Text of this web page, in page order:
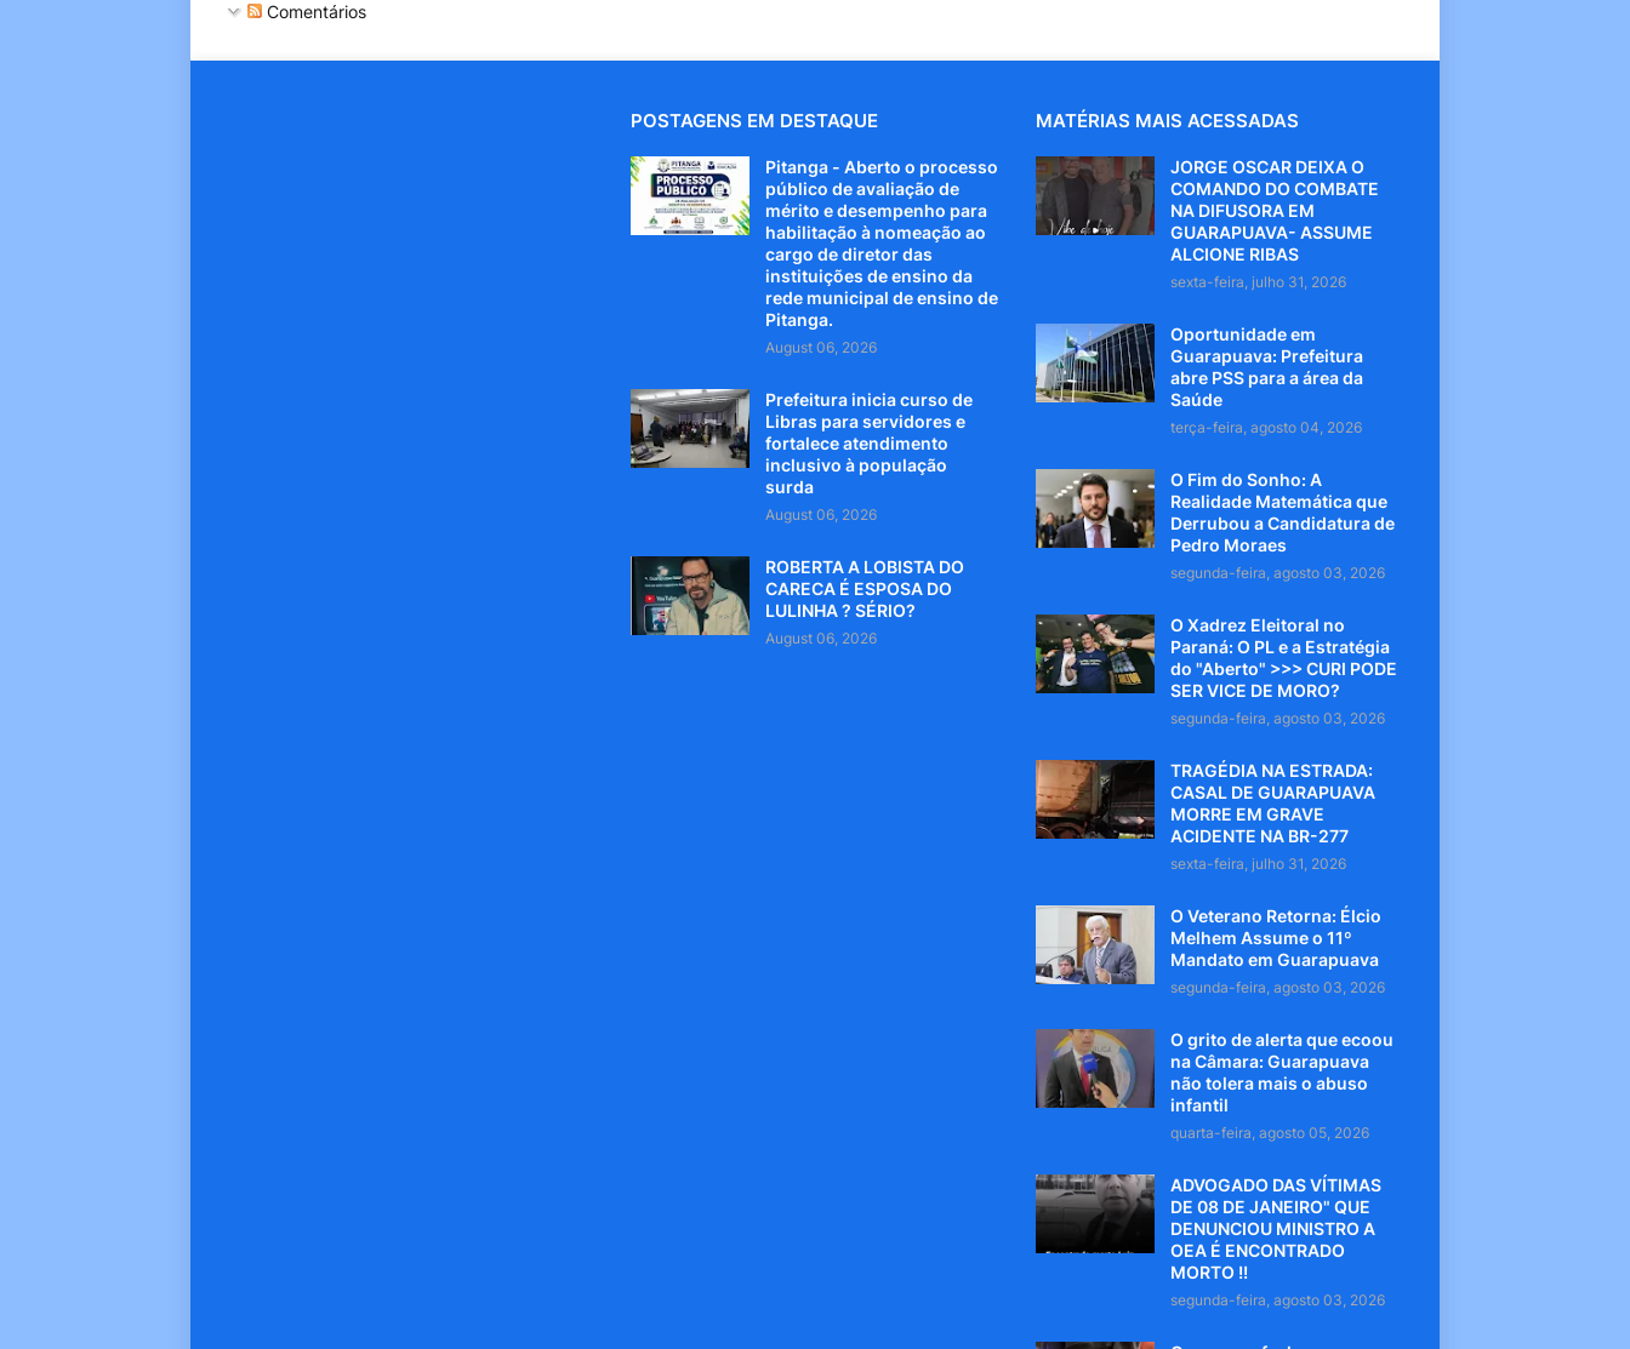
Comentários
POSTAGENS EM DESTAQUE
Pitanga - Aberto o processo
público de avaliação de
mérito e desempenho para
habilitação à nomeação ao
cargo de diretor das
instituições de ensino da
rede municipal de ensino de
Pitanga.
August 06, 2026
Prefeitura inicia curso de
Libras para servidores e
fortalece atendimento
inclusivo à população
surda
August 06, 2026
ROBERTA A LOBISTA DO
CARECA É ESPOSA DO
LULINHA ? SÉRIO?
August 06, 2026
MATÉRIAS MAIS ACESSADAS
JORGE OSCAR DEIXA O
COMANDO DO COMBATE
NA DIFUSORA EM
GUARAPUAVA- ASSUME
ALCIONE RIBAS
sexta-feira, julho 31, 2026
Oportunidade em
Guarapuava: Prefeitura
abre PSS para a área da
Saúde
terça-feira, agosto 04, 2026
O Fim do Sonho: A
Realidade Matemática que
Derrubou a Candidatura de
Pedro Moraes
segunda-feira, agosto 03, 2026
O Xadrez Eleitoral no
Paraná: O PL e a Estratégia
do "Aberto" >>> CURI PODE
SER VICE DE MORO?
segunda-feira, agosto 03, 2026
TRAGÉDIA NA ESTRADA:
CASAL DE GUARAPUAVA
MORRE EM GRAVE
ACIDENTE NA BR-277
sexta-feira, julho 31, 2026
O Veterano Retorna: Élcio
Melhem Assume o 11º
Mandato em Guarapuava
segunda-feira, agosto 03, 2026
O grito de alerta que ecoou
na Câmara: Guarapuava
não tolera mais o abuso
infantil
quarta-feira, agosto 05, 2026
ADVOGADO DAS VÍTIMAS
DE 08 DE JANEIRO" QUE
DENUNCIOU MINISTRO A
OEA É ENCONTRADO
MORTO !!
segunda-feira, agosto 03, 2026